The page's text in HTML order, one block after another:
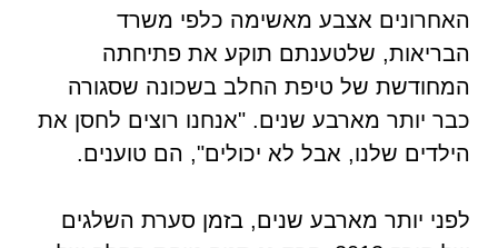
האחרונים אצבע מאשימה כלפי משרד
הבריאות, שלטענתם תוקע את פתיחתה
המחודשת של טיפת החלב בשכונה שסגורה
כבר יותר מארבע שנים. "אנחנו רוצים לחסן את
הילדים שלנו, אבל לא יכולים", הם טוענים.
לפני יותר מארבע שנים, בזמן סערת השלגים